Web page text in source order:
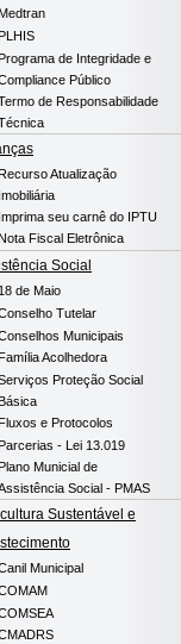
Medtran
de Integridade e
Público
de Responsabilidade
Atualização
Imobiliária
Imprima seu carnê do IPTU
Nota Fiscal Eletrônica
Social
18 de Maio
Tutelar
Municipais
Acolhedora
Proteção Social
e Protocolos
- Lei 13.019
Plano Municial de
Social - PMAS
Sustentável e
Municipal